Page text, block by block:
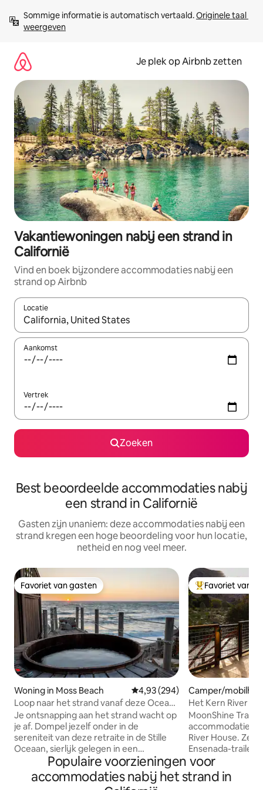
direct
naar
Sommige informatie is automatisch vertaald. Originele taal
weergeven
Je plek op Airbnb zetten
Vakantiewoningen nabij een strand in
Californië
Vind en boek bijzondere accommodaties nabij een
strand op Airbnb
Locatie
Wanneer er resultaten beschikbaar zijn, maak je een keuze
Aankomst
Vertrek
Zoeken
Best beoordeelde accommodaties nabij
een strand in Californië
Gasten zijn unaniem: deze accommodaties nabij een
strand kregen een hoge beoordeling voor hun locatie,
netheid en nog veel meer.
Favoriet van gasten
Favoriet van gasten
Woning in Moss Beach Gemiddelde beoordeling van
4,93 (294)
Loop naar het strand vanaf deze Ocean
Front Home
Je ontsnapping aan het strand wacht op
je af. Dompel jezelf onder in de
sereniteit van deze retraite in de Stille
Oceaan, sierlijk gelegen in een
afgelegen strand op slechts 25 minuten
ten zuiden van San Francisco. Deze
woning met 2 slaapkamers / 2
Topfavoriet van
Favoriet van
Camper/
e
Het Kern River
Waterfront
MoonShine
accommodatie
River House.
Ensenada-trailer
gerestaureerd
voor altijd thuis
aan de Kern
Populaire voorzieningen voor
accommodaties nabij het strand in